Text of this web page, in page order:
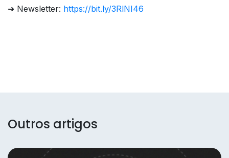
➜ Newsletter: https://bit.ly/3RlNI46
Outros artigos